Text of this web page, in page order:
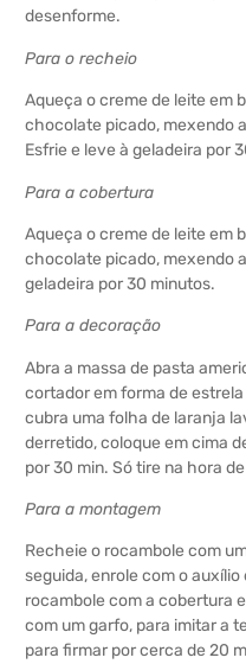
desenforme.
Para o recheio
Aqueça o creme de leite em
chocolate picado, mexendo
Esfrie e leve à geladeira por
Para a cobertura
Aqueça o creme de leite em
chocolate picado, mexendo
geladeira por 30 minutos.
Para a decoração
Abra a massa de pasta
cortador em forma de
cubra uma folha de laranja
derretido, coloque em cima
por 30 min. Só tire na hora
Para a montagem
Recheie o rocambole com
seguida, enrole com o
rocambole com a cobertura
com um garfo, para imitar a
para firmar por cerca de 20